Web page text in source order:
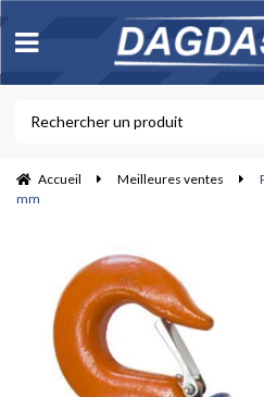
Accueil Meilleures ventes
mm